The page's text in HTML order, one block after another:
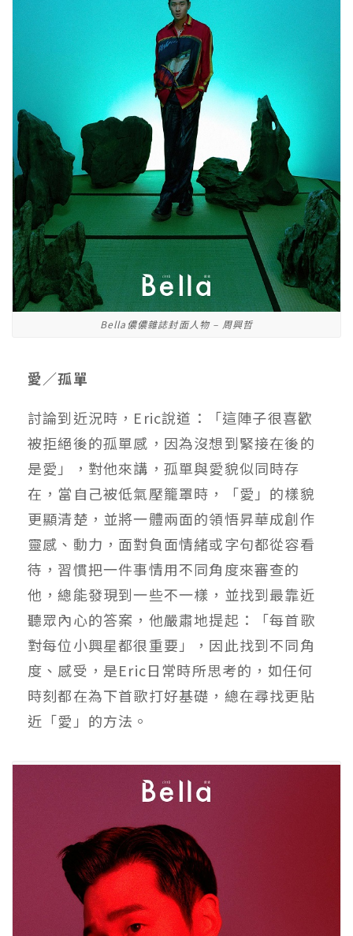
Bella儂儂雜誌封面人物 – 周興哲
愛／孤單
討論到近況時，Eric說道：「這陣子很喜歡
被拒絕後的孤單感，因為沒想到緊接在後的
是愛」，對他來講，孤單與愛貌似同時存
在，當自己被低氣壓籠罩時，「愛」的樣貌
更顯清楚，並將一體兩面的領悟昇華成創作
靈感、動力，面對負面情緒或字句都從容看
待，習慣把一件事情用不同角度來審查的
他，總能發現到一些不一樣，並找到最靠近
聽眾內心的答案，他嚴肅地提起：「每首歌
對每位小興星都很重要」，因此找到不同角
度、感受，是Eric日常時所思考的，如任何
時刻都在為下首歌打好基礎，總在尋找更貼
近「愛」的方法。